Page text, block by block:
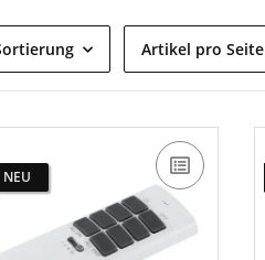
Artikel pro Seite
NEU